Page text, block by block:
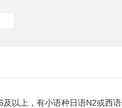
以上，有小语种日语N2或西语